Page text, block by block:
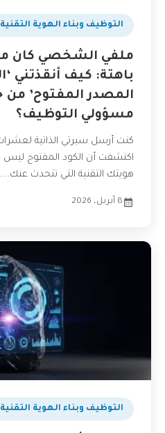
التوظيف وبناء الهوية التقنية
ملفي الشخصي كان
باهتة: كيف أنقذتني
المصدر المفتوح’
مسؤولي التوظيف؟
كنت أرسل سيرتي الذاتية
اكتشفت أن الكود المفتوح
هويتك التقنية التي تتحدث عنك....
8 أبريل، 2026
التوظيف وبناء الهوية التقنية